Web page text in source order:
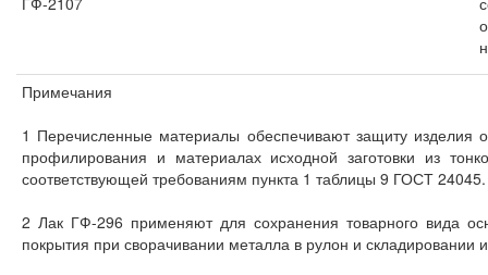
Примечания
1 Перечисленные материалы обеспечивают защиту изделия
профилирования и материалах исходной заготовки из
соответствующей требованиям пункта 1 таблицы 9 ГОСТ 24045.
2 Лак ГФ-296 применяют для сохранения товарного вида
покрытия при сворачивании металла в рулон и складировании